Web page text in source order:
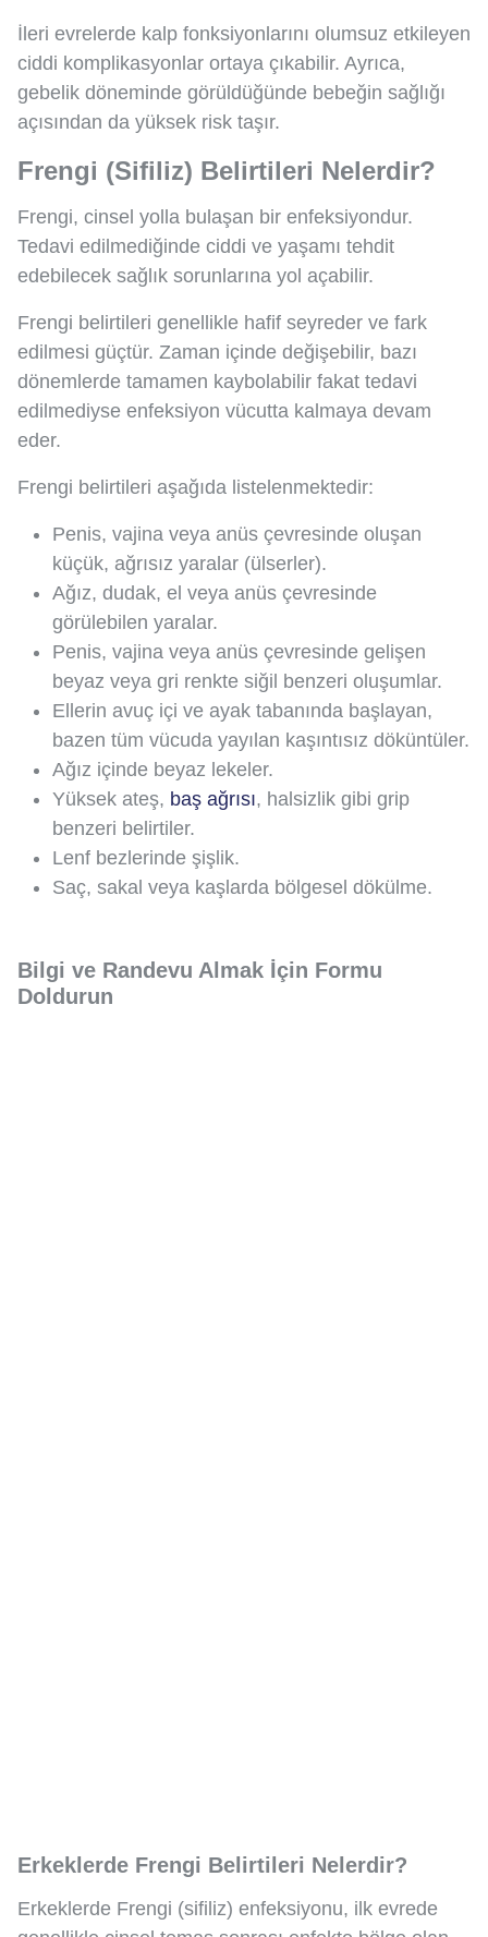
İleri evrelerde kalp fonksiyonlarını olumsuz etkileyen
ciddi komplikasyonlar ortaya çıkabilir. Ayrıca,
gebelik döneminde görüldüğünde bebeğin sağlığı
açısından da yüksek risk taşır.
Frengi (Sifiliz) Belirtileri Nelerdir?
Frengi, cinsel yolla bulaşan bir enfeksiyondur.
Tedavi edilmediğinde ciddi ve yaşamı tehdit
edebilecek sağlık sorunlarına yol açabilir.
Frengi belirtileri genellikle hafif seyreder ve fark
edilmesi güçtür. Zaman içinde değişebilir, bazı
dönemlerde tamamen kaybolabilir fakat tedavi
edilmediyse enfeksiyon vücutta kalmaya devam
eder.
Frengi belirtileri aşağıda listelenmektedir:
Penis, vajina veya anüs çevresinde oluşan
küçük, ağrısız yaralar (ülserler).
Ağız, dudak, el veya anüs çevresinde
görülebilen yaralar.
Penis, vajina veya anüs çevresinde gelişen
beyaz veya gri renkte siğil benzeri oluşumlar.
Ellerin avuç içi ve ayak tabanında başlayan,
bazen tüm vücuda yayılan kaşıntısız döküntüler.
Ağız içinde beyaz lekeler.
Yüksek ateş, baş ağrısı, halsizlik gibi grip
benzeri belirtiler.
Lenf bezlerinde şişlik.
Saç, sakal veya kaşlarda bölgesel dökülme.
Bilgi ve Randevu Almak İçin Formu
Doldurun
Erkeklerde Frengi Belirtileri Nelerdir?
Erkeklerde Frengi (sifiliz) enfeksiyonu, ilk evrede